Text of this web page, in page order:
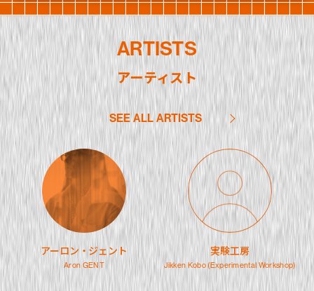
ARTISTS
アーティスト
SEE ALL ARTISTS
アーロン・ジェント
Aron GENT
実験工房
Jikken Kobo (Experimental Workshop)